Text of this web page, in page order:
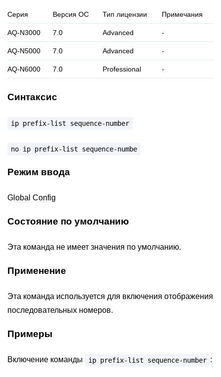
Серия Версия ОС Тип лицензии Примечания
AQ-N3000 7.0 Advanced -
AQ-N5000 7.0 Advanced -
AQ-N6000 7.0 Professional -
Синтаксис
ip prefix-list sequence-number
no ip prefix-list sequence-numbe
Режим ввода
Global Config
Состояние по умолчанию
Эта команда не имеет значения по умолчанию.
Применение
Эта команда используется для включения отображения
последовательных номеров.
Примеры
Включение команды ip prefix-list sequence-number :